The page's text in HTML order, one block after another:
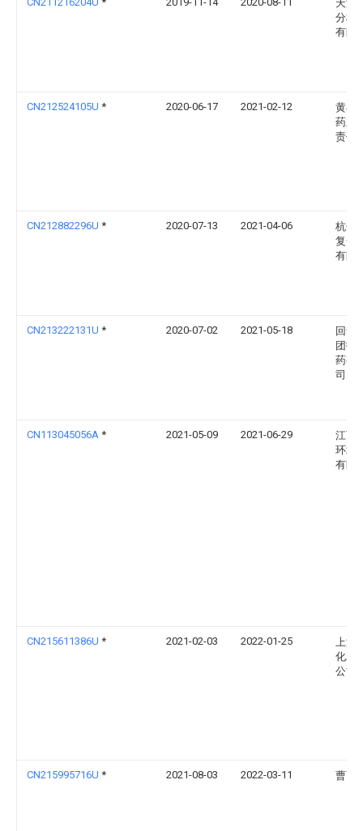
天津
分析
有限
CN212524105U * 2020-06-17 2021-02-12
黄石
药业
责任
CN212882296U * 2020-07-13 2021-04-06
杭州
复合
有限
CN213222131U * 2020-07-02 2021-05-18
回音
团抚
药有
司
CN113045056A * 2021-05-09 2021-06-29
江西
环境
有限
CN215611386U * 2021-02-03 2022-01-25
上海
化工
公司
CN215995716U * 2021-08-03 2022-03-11 曹雨